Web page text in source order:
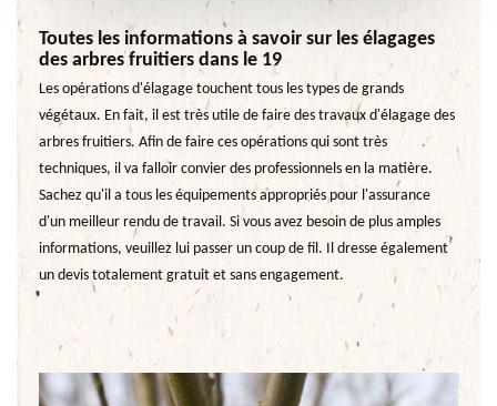
Toutes les informations à savoir sur les élagages
des arbres fruitiers dans le 19
Les opérations d'élagage touchent tous les types de grands
végétaux. En fait, il est très utile de faire des travaux d'élagage des
arbres fruitiers. Afin de faire ces opérations qui sont très
techniques, il va falloir convier des professionnels en la matière.
Sachez qu'il a tous les équipements appropriés pour l'assurance
d'un meilleur rendu de travail. Si vous avez besoin de plus amples
informations, veuillez lui passer un coup de fil. Il dresse également
un devis totalement gratuit et sans engagement.